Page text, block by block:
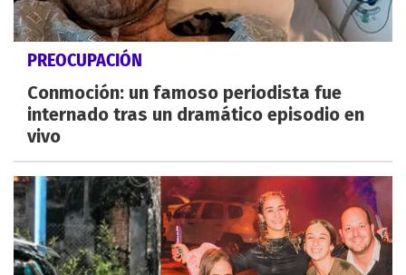
PREOCUPACIÓN
Conmoción: un famoso periodista fue
internado tras un dramático episodio en
vivo